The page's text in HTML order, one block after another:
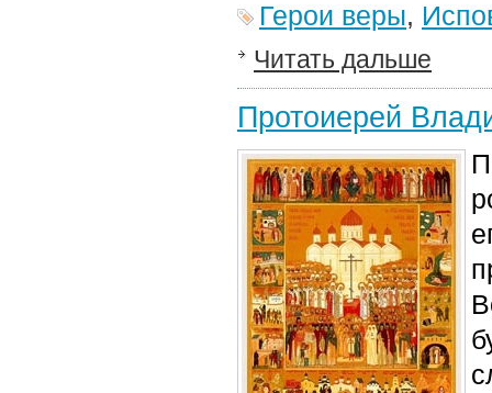
Герои веры,
Читать дальше
Протоиерей